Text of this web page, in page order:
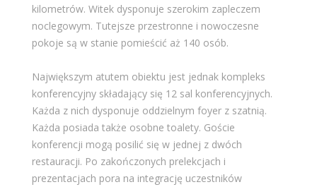
kilometrów. Witek dysponuje szerokim zapleczem
noclegowym. Tutejsze przestronne i nowoczesne
pokoje są w stanie pomieścić aż 140 osób.
Największym atutem obiektu jest jednak kompleks
konferencyjny składający się 12 sal konferencyjnych.
Każda z nich dysponuje oddzielnym foyer z szatnią.
Każda posiada także osobne toalety. Goście
konferencji mogą posilić się w jednej z dwóch
restauracji. Po zakończonych prelekcjach i
prezentacjach pora na integrację uczestników